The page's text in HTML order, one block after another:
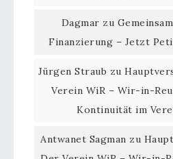
Dagmar zu
Finanzierung – Jetzt
Jürgen Straub zu
Verein WiR – Wir-in-
Kontinuität im
Antwanet Sagman zu